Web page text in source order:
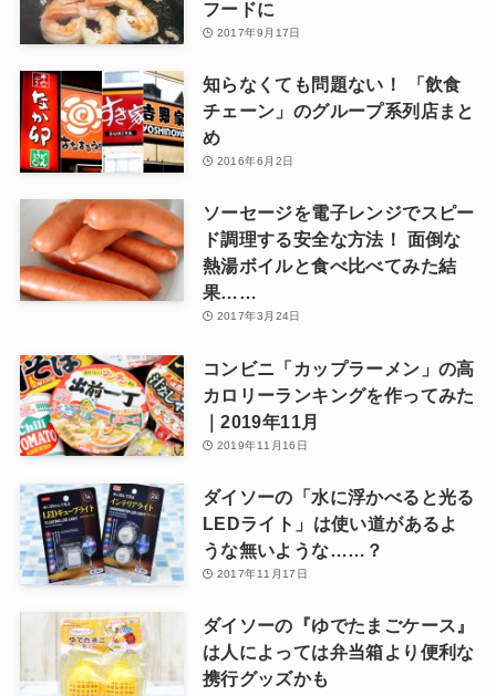
フードに
2017年9月17日
知らなくても問題ない！ 「飲食
チェーン」のグループ系列店まと
め
2016年6月2日
ソーセージを電子レンジでスピー
ド調理する安全な方法！ 面倒な
熱湯ボイルと食べ比べてみた結
果……
2017年3月24日
コンビニ「カップラーメン」の高
カロリーランキングを作ってみた
｜2019年11月
2019年11月16日
ダイソーの「水に浮かべると光る
LEDライト」は使い道があるよ
うな無いような……？
2017年11月17日
ダイソーの『ゆでたまごケース』
は人によっては弁当箱より便利な
携行グッズかも